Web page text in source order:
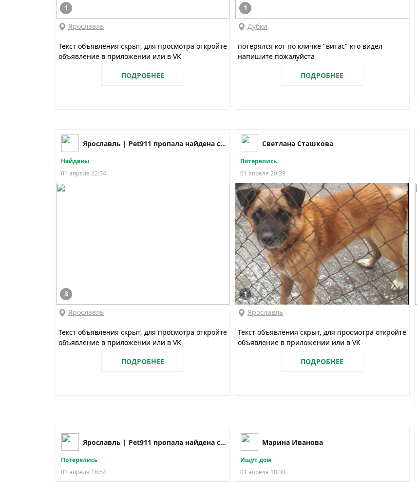
1
Ярославль
Текст объявления скрыт, для просмотра откройте
объявление в приложении или в VK
ПОДРОБНЕЕ
1
Дубки
потерялся кот по кличке "витас" кто видел
напишите пожалуйста
ПОДРОБНЕЕ
Ярославль | Pet911 пропала найдена собака кошка
Найдены
01 апреля 22:04
3
Ярославль
Текст объявления скрыт, для просмотра откройте
объявление в приложении или в VK
ПОДРОБНЕЕ
Светлана Сташкова
Потерялись
01 апреля 20:39
1
Ярославль
Текст объявления скрыт, для просмотра откройте
объявление в приложении или в VK
ПОДРОБНЕЕ
Ярославль | Pet911 пропала найдена собака кошка
Потерялись
01 апреля 18:54
Марина Иванова
Ищут дом
01 апреля 18:30